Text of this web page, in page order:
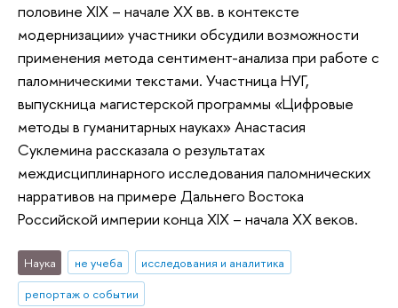
половине XIX – начале XX вв. в контексте
модернизации» участники обсудили возможности
применения метода сентимент-анализа при работе с
паломническими текстами. Участница НУГ,
выпускница магистерской программы «Цифровые
методы в гуманитарных науках» Анастасия
Суклемина рассказала о результатах
междисциплинарного исследования паломнических
нарративов на примере Дальнего Востока
Российской империи конца XIX – начала XX веков.
Наука не учеба
исследования и аналитика
репортаж о событии